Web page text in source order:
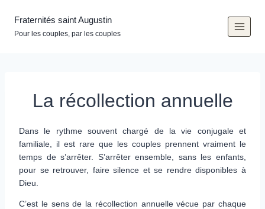
contenu
Fraternités saint Augustin
Pour les couples, par les couples
La récollection annuelle
Dans le rythme souvent chargé de la vie conjugale et
familiale, il est rare que les couples prennent vraiment le
temps de s’arrêter. S’arrêter ensemble, sans les enfants,
pour se retrouver, faire silence et se rendre disponibles à
Dieu.
C’est le sens de la récollection annuelle vécue par chaque